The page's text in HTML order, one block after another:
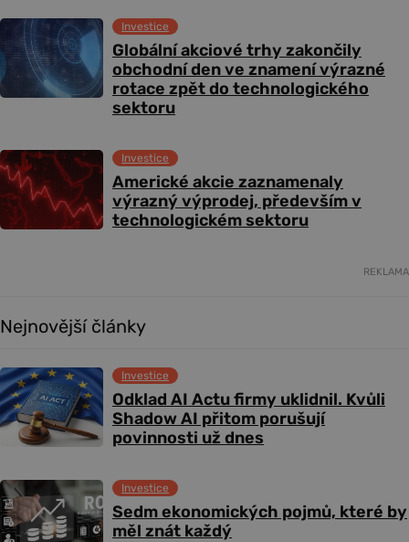
Globální akciové trhy zakončily
obchodní den ve znamení výrazné
rotace zpět do technologického
sektoru
Investice
Americké akcie zaznamenaly
výrazný výprodej, především v
technologickém sektoru
Investice
REKLAMA
Nejnovější články
Odklad AI Actu firmy uklidnil. Kvůli
Shadow AI přitom porušují
povinnosti už dnes
Investice
Sedm ekonomických pojmů, které by
měl znát každý
Investice